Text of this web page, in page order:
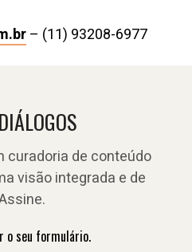
– (11) 93208-6977
de conteúdo
visão integrada e de
o seu formulário.